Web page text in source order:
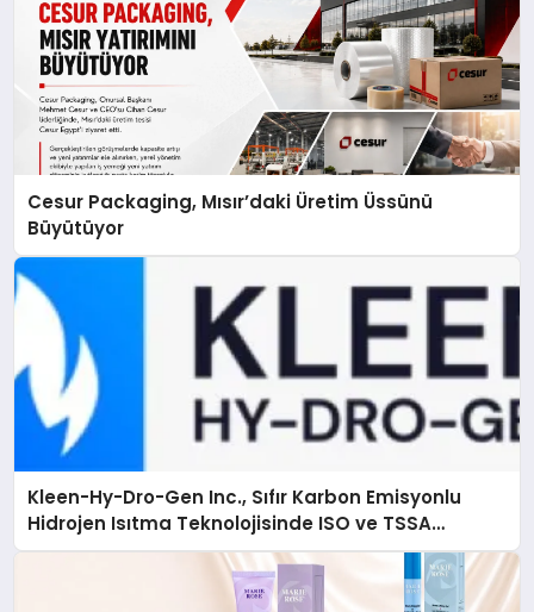
Cesur Packaging, Mısır’daki Üretim Üssünü
Büyütüyor
Kleen-Hy-Dro-Gen Inc., Sıfır Karbon Emisyonlu
Hidrojen Isıtma Teknolojisinde ISO ve TSSA
Düzenleyici Onaylarını Aldı